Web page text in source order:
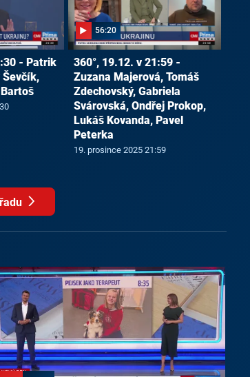
- Patrik
Ševčík,
56:20
360°, 19.12. v 21:59 -
Zuzana Majerová, Tomáš
Zdechovský, Gabriela
Svárovská, Ondřej Prokop,
Lukáš Kovanda, Pavel
Peterka
19. prosince 2025 21:59